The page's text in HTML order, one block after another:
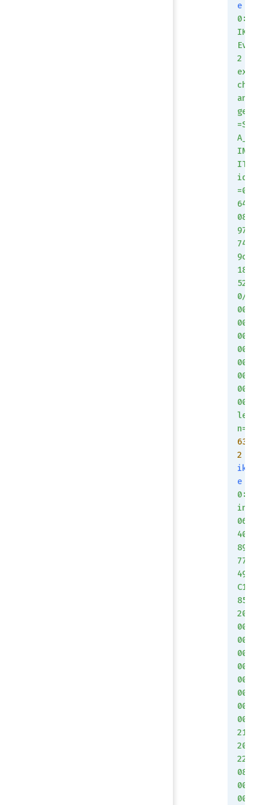
e
0:
IK
Ev
2
ex
ch
an
ge
=S
A_
IN
IT
id
=0
64
08
97
74
9c
18
52
0/
00
00
00
00
00
00
00
00
le
n=
63
2
ik
e
0:
in
06
40
89
77
49
C1
85
20
00
00
00
00
00
00
00
00
21
20
22
08
00
00